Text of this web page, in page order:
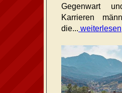
Gegenwart
Karrieren
die... weiterlesen